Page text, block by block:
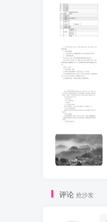
评论 抢沙发